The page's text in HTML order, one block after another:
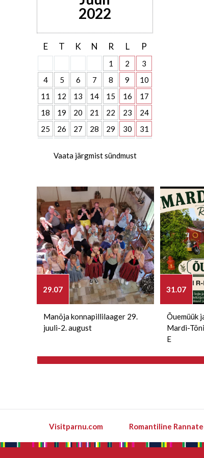
2022
E T K N R L P
1 2
3
4
5 6 7 8 9
10
11
12 13 14 15 16
17
18
19 20 21 22 23
24
25
26 27 28 29 30 31
Vaata järgmist sündmust
29.07
Manõja konnapillilaager 29.
juuli-2. august
31.07
Õuemüük
Mardi-
E
Visitparnu.com Romantiline